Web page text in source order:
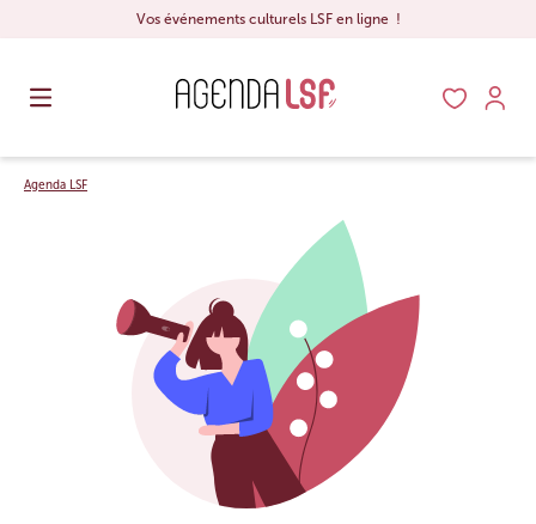
Vos événements culturels LSF en ligne !
Agenda LSF